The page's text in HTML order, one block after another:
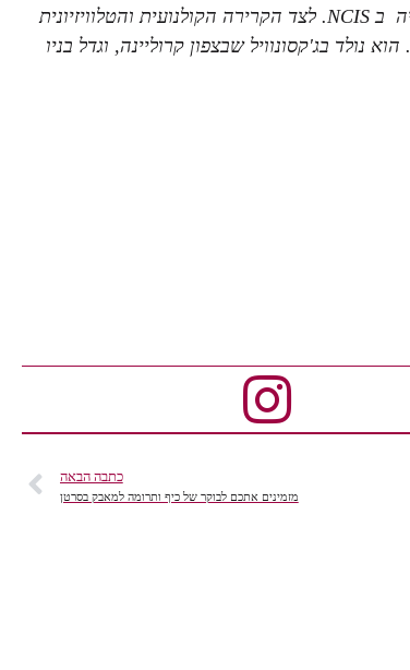
ב NCIS. לצד הקרירה הקולנועית והטלוויזיונית
בג'קסונוויל שבצפון קרוליינה, וגדל בניו
כתבה הבאה
מזמינים אתכם לבוקר של כיף ותרומה למאבק בסרטן